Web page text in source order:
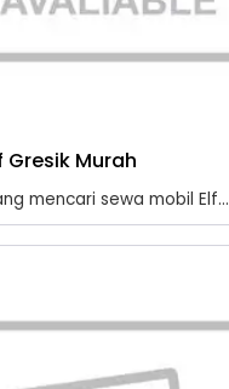
Gresik Murah
mencari sewa mobil Elf...